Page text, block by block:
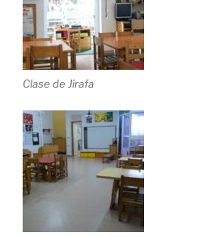
Clase de Jirafa